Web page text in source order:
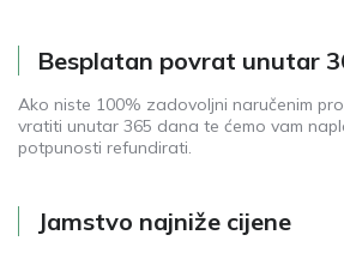
Besplatan povrat unutar
Ako niste 100% zadovoljni naručenim
vratiti unutar 365 dana te ćemo vam
potpunosti refundirati.
Jamstvo najniže cijene